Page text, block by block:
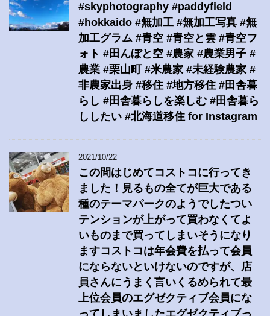
#skyphotography #paddyfield
#hokkaido #無加工 #無加工写真 #無
加工グラム #青空 #青空と雲 #青空フ
ォト #田んぼと空 #農家 #農業男子 #
農業 #栗山町 #米農家 #未経験農家 #
非農家出身 #移住 #地方移住 #田舎暮
らし #田舎暮らしを楽しむ #田舎暮ら
ししたい #北海道移住 for Instagram
2021/10/22
この間はじめてコストコに行ってき
ました！見るもの全てが巨大である
種のテーマパークのようでしたつい
テンションが上がって買わなくてよ
いものまで買ってしまいそうになり
ますコストコは年会費を払って会員
にならないといけないのですが、店
員さんにうまく言いくるめられて最
上位会員のエグゼクティブ会員にな